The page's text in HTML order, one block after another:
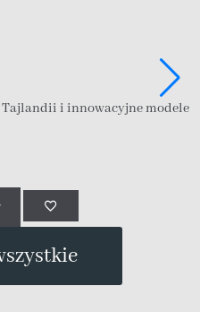
i innowacyjne modele